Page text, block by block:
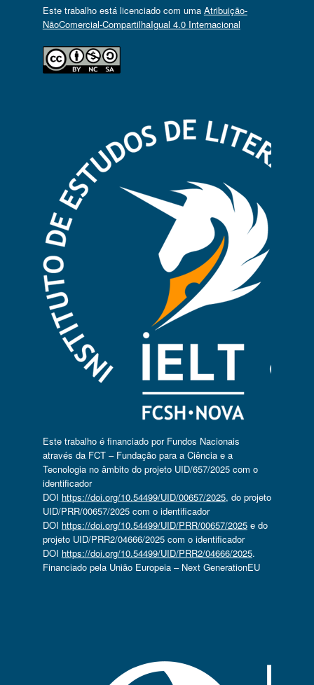
Este trabalho está licenciado com uma Atribuição-
NãoComercial-CompartilhaIgual 4.0 Internacional
Este trabalho é financiado por Fundos Nacionais
através da FCT – Fundação para a Ciência e a
Tecnologia no âmbito do projeto UID/657/2025 com o
identificador
DOI https://doi.org/10.54499/UID/00657/2025, do projeto
UID/PRR/00657/2025 com o identificador
DOI https://doi.org/10.54499/UID/PRR/00657/2025e do
projeto UID/PRR2/04666/2025 com o identificador
DOI https://doi.org/10.54499/UID/PRR2/04666/2025.
Financiado pela União Europeia – Next GenerationEU